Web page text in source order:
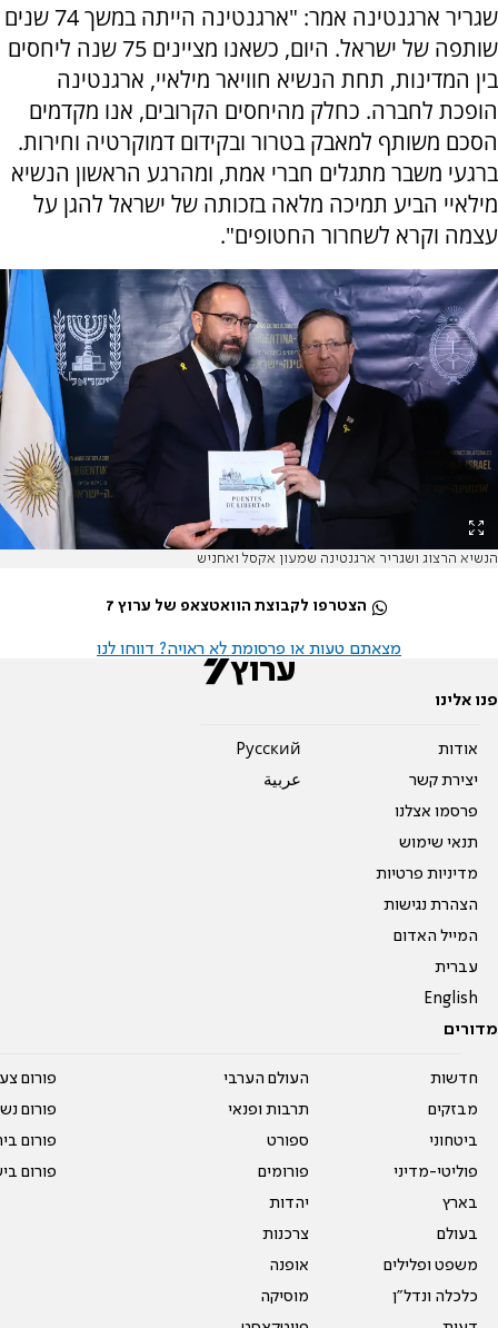
שגריר ארגנטינה אמר: "ארגנטינה הייתה במשך 74 שנים
שותפה של ישראל. היום, כשאנו מציינים 75 שנה ליחסים
בין המדינות, תחת הנשיא חוויאר מילאיי, ארגנטינה
הופכת לחברה. כחלק מהיחסים הקרובים, אנו מקדמים
הסכם משותף למאבק בטרור ובקידום דמוקרטיה וחירות.
ברגעי משבר מתגלים חברי אמת, ומהרגע הראשון הנשיא
מילאיי הביע תמיכה מלאה בזכותה של ישראל להגן על
עצמה וקרא לשחרור החטופים".
הנשיא הרצוג ושגריר ארגנטינה שמעון אקסל ואחניש
הצטרפו לקבוצת הוואטצאפ של ערוץ 7
מצאתם טעות או פרסומת לא ראויה? דווחו לנו
פנו אלינו
אודות
יצירת קשר
פרסמו אצלנו
תנאי שימוש
מדיניות פרטיות
הצהרת נגישות
המייל האדום
עברית
English
Pусский
عربية
מדורים
חדשות
מבזקים
ביטחוני
פוליטי-מדיני
בארץ
בעולם
משפט ופלילים
כלכלה ונדל"ן
העולם הערבי
תרבות ופנאי
ספורט
פורומים
יהדות
צרכנות
אופנה
מוסיקה
פורום
פורום
פורום
פורום